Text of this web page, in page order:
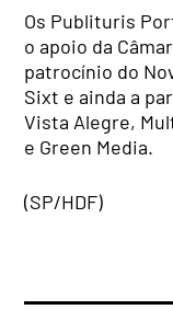
Os Publituris
o apoio da
patrocínio do
Sixt e ainda a
Vista Alegre,
e Green Media.
(SP/HDF)